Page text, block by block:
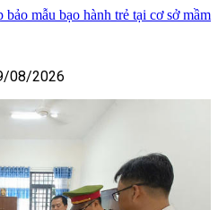
mẫu bạo hành trẻ tại cơ sở mầm
08/2026